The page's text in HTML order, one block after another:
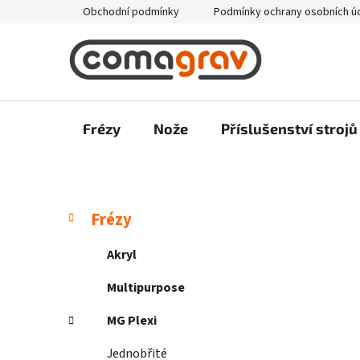
Obchodní podmínky Podmínky ochrany osobních
Frézy Nože Příslušenství strojů
P
a
Přeskočit
kategorie
K
a
r
Frézy
Akryl
Multipurpose
MG Plexi
Jednobřité